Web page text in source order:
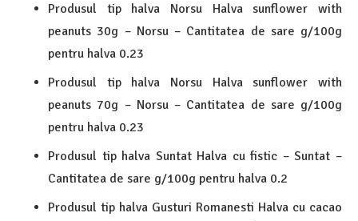
Produsul tip halva Norsu Halva sunflower with
peanuts 30g – Norsu – Cantitatea de sare g/100g
pentru halva 0.23
Produsul tip halva Norsu Halva sunflower with
peanuts 70g – Norsu – Cantitatea de sare g/100g
pentru halva 0.23
Produsul tip halva Suntat Halva cu fistic – Suntat –
Cantitatea de sare g/100g pentru halva 0.2
Produsul tip halva Gusturi Romanesti Halva cu cacao